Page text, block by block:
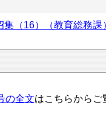
（16）（教育総務課
の全文はこちらからご